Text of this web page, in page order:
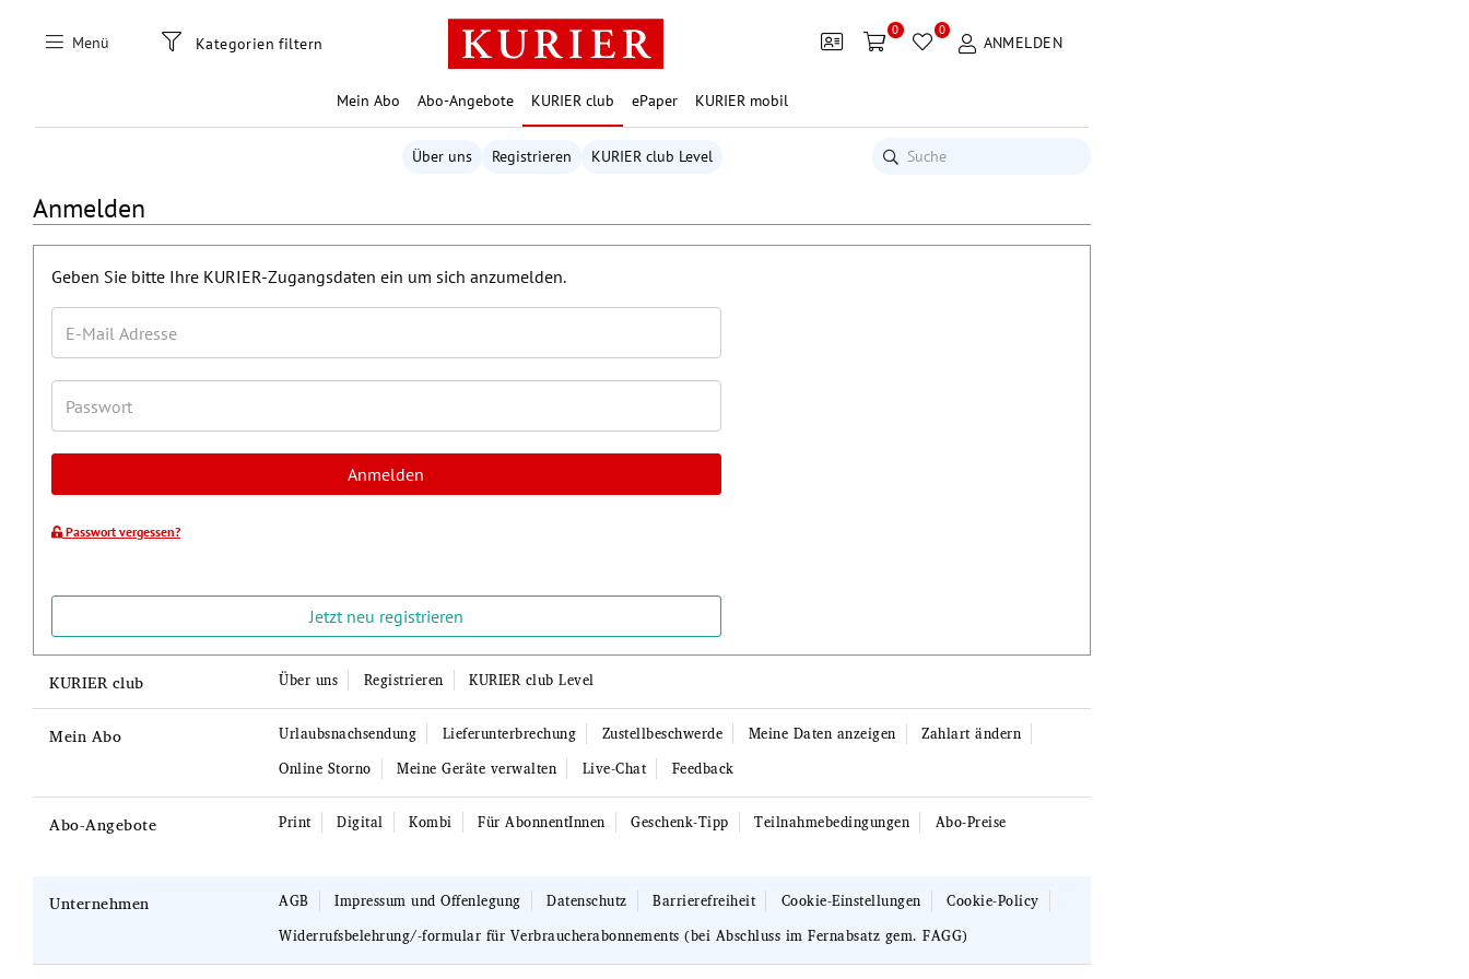
Menü Kategorien filtern
0 0
ANMELDEN
Mein Abo Abo-Angebote KURIER club ePaper KURIER mobil
Über uns Registrieren KURIER club Level
Anmelden
Geben Sie bitte Ihre KURIER-Zugangsdaten ein um sich anzumelden.
Anmelden
Passwort vergessen?
Jetzt neu registrieren
KURIER club Über uns Registrieren KURIER club Level
Mein Abo Urlaubsnachsendung Lieferunterbrechung Zustellbeschwerde Meine Daten anzeigen
Zahlart ändern
Online Storno
Meine Geräte verwalten Live-Chat Feedback
Abo-Angebote Print Digital Kombi Für AbonnentInnen Geschenk-Tipp Teilnahmebedingungen Abo-Preise
Unternehmen AGB Impressum und Offenlegung Datenschutz Barrierefreiheit Cookie-Einstellungen
Cookie-Policy
Widerrufsbelehrung/-formular für Verbraucherabonnements (bei Abschluss im Fernabsatz gem. FAGG)